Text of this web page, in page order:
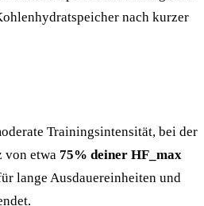
nach kurzer
Trainingsintensität, bei der
von etwa 75% deiner HF_max
lange Ausdauereinheiten und